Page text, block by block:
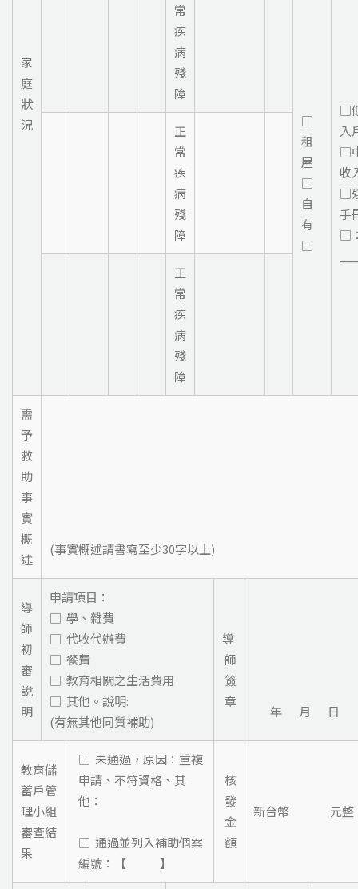
家
庭
狀
況
常
疾
病
殘
障
□
租
屋
□
自
有
□
□
入
□
收
□
手
□
正
常
疾
病
殘
障
正
常
疾
病
殘
障
需
予
救
助
事
實
概
述
(事實概述請書寫至少30字以上)
導
師
初
審
說
明
申請項目：
□ 學、雜費
□ 代收代辦費
□ 餐費
□ 教育相關之生活費用
□ 其他。說明:
(有無其他同質補助)
導
師
簽
章
年 月 日
教育儲
蓄戶管
理小組
審查結
果
□ 未通過，原因：重複
申請、不符資格、其
他：
□ 通過並列入補助個案
編號：【 】
核
發
金
額
新台幣 元整